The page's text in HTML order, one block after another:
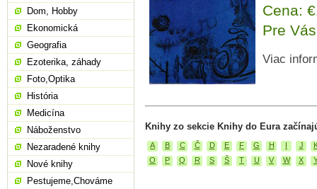
Cena:
Pre
Viac
Knihy zo sekcie Knihy do Eura
A B C Č D E F G H I J
O
P Q R S Š T U V W X
Dom, Hobby
Ekonomická
Geografia
Ezoterika, záhady
Foto,Optika
História
Medicína
Náboženstvo
Nezaradené knihy
Nové knihy
Pestujeme,Chováme